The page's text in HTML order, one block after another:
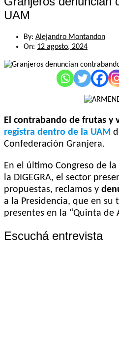
UAM
By: Alejandro Montandon
On: 12 agosto, 2024
El contrabando de frutas y
registra dentro de la UAM
Confederación Granjera.
En el último Congreso de
la DIGEGRA, el sector
propuestas, reclamos y
a la Presidencia, que en su
presentes en la “Quinta de
Escuchá entrevista